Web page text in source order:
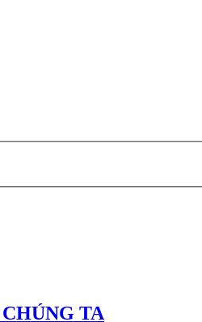
TA